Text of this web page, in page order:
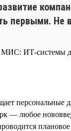
первыми.
персональные
— любое